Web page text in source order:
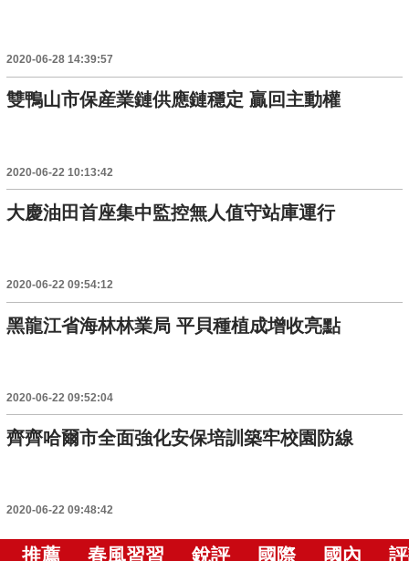
2020-06-28 14:39:57
雙鴨山市保産業鏈供應鏈穩定 贏回主動權
2020-06-22 10:13:42
大慶油田首座集中監控無人值守站庫運行
2020-06-22 09:54:12
黑龍江省海林林業局 平貝種植成增收亮點
2020-06-22 09:52:04
齊齊哈爾市全面強化安保培訓築牢校園防線
2020-06-22 09:48:42
推薦 春風習習 銳評 國際 國內